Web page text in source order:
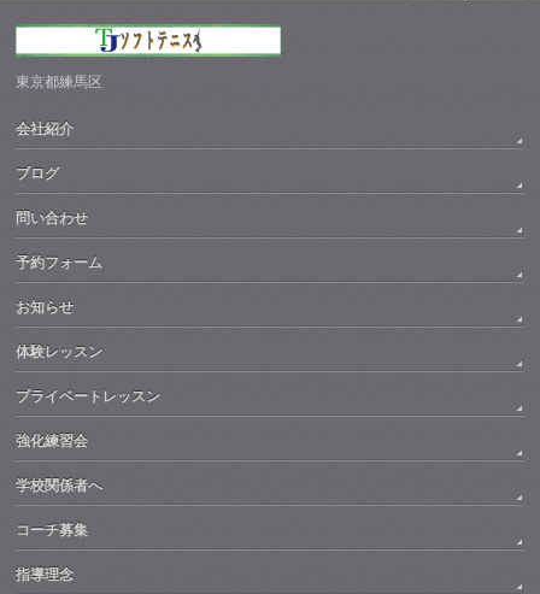
東京都練馬区
会社紹介
ブログ
問い合わせ
予約フォーム
お知らせ
体験レッスン
プライベートレッスン
強化練習会
学校関係者へ
コーチ募集
指導理念